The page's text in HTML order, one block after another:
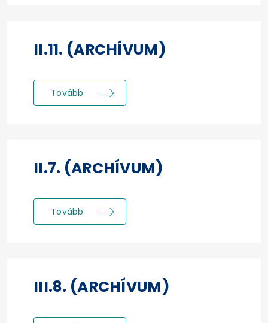
II.11. (ARCHÍVUM)
Tovább
II.7. (ARCHÍVUM)
Tovább
III.8. (ARCHÍVUM)